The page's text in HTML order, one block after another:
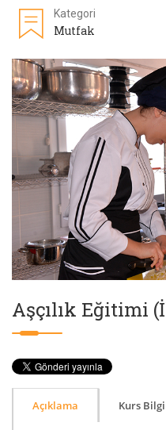
Kategori
Mutfak
Aşçılık Eğitimi
Açıklama Kurs Bilgi